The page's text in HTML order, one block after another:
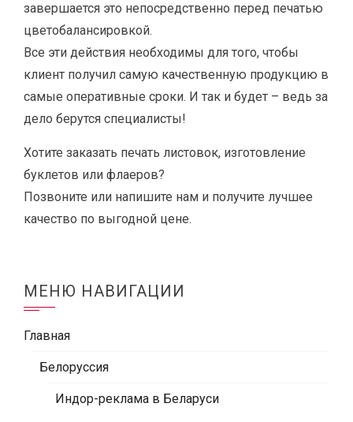
завершается это непосредственно перед печатью
цветобалансировкой.
Все эти действия необходимы для того, чтобы
клиент получил самую качественную продукцию в
самые оперативные сроки. И так и будет – ведь за
дело берутся специалисты!
Хотите заказать печать листовок, изготовление
буклетов или флаеров?
Позвоните или напишите нам и получите лучшее
качество по выгодной цене.
МЕНЮ НАВИГАЦИИ
Главная
Белоруссия
Индор-реклама в Беларуси